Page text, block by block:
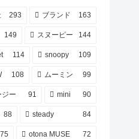
293 ブランド 163
149 スヌーピー 144
114 snoopy 109
108 ムーミン 99
ジー 91 mini 90
88 steady 84
75 otona MUSE 72